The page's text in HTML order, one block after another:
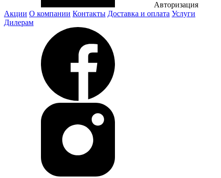
Авторизация
Акции О компании Контакты Доставка и оплата Услуги
Дилерам